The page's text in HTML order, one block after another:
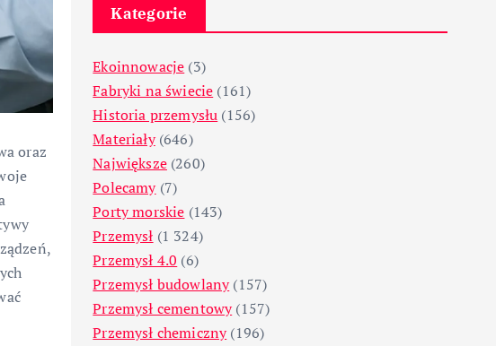
oraz
Kategorie
Ekoinnowacje (3)
Fabryki na świecie (161)
Historia przemysłu (156)
Materiały(646)
Największe(260)
Polecamy(7)
Porty morskie (143)
Przemysł (1 324)
Przemysł 4.0 (6)
Przemysł budowlany(157)
Przemysł cementowy(157)
Przemysł chemiczny(196)